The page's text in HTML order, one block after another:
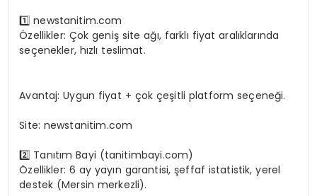
1️⃣ newstanitim.com
Özellikler: Çok geniş site ağı, farklı fiyat aralıklarında
seçenekler, hızlı teslimat.
Avantaj: Uygun fiyat + çok çeşitli platform seçeneği.
Site: newstanitim.com
2️⃣ Tanıtım Bayi (tanitimbayi.com)
Özellikler: 6 ay yayın garantisi, şeffaf istatistik, yerel
destek (Mersin merkezli).